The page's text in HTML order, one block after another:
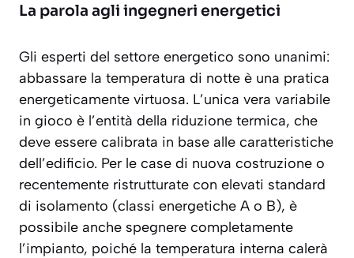
La parola agli ingegneri energetici
Gli esperti del settore energetico sono unanimi:
abbassare la temperatura di notte è una pratica
energeticamente virtuosa. L’unica vera variabile
in gioco è l’entità della riduzione termica, che
deve essere calibrata in base alle caratteristiche
dell’edificio. Per le case di nuova costruzione o
recentemente ristrutturate con elevati standard
di isolamento (classi energetiche A o B), è
possibile anche spegnere completamente
l’impianto, poiché la temperatura interna calerà